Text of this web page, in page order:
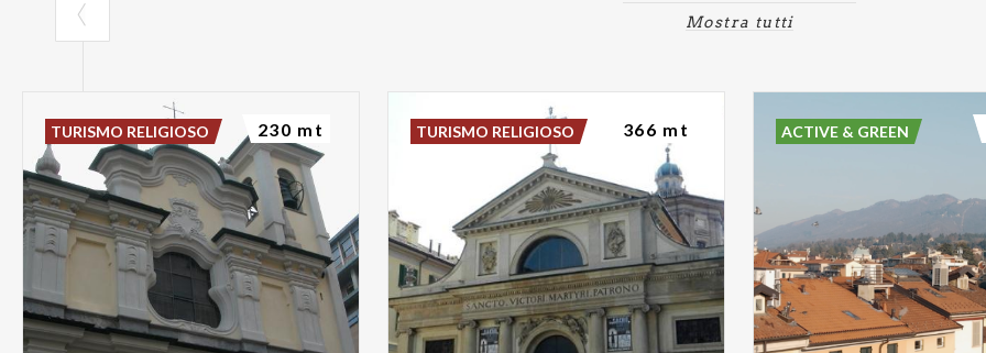
Mostra tutti
TURISMO RELIGIOSO 230 mt TURISMO RELIGIOSO 366 mt ACTIVE & GREEN